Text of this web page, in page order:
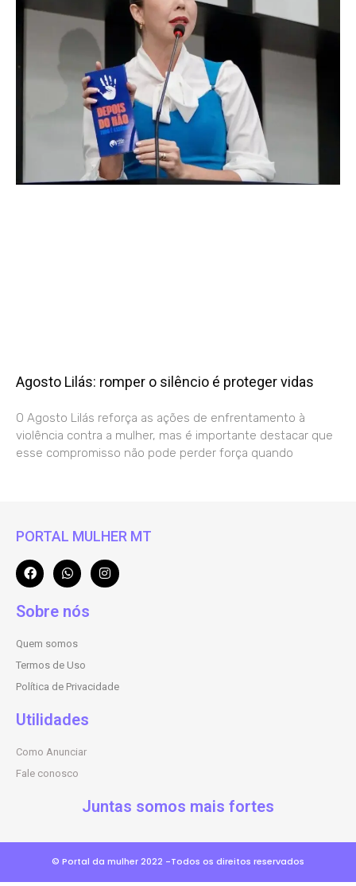
Agosto Lilás: romper o silêncio é proteger vidas
O Agosto Lilás reforça as ações de enfrentamento à
violência contra a mulher, mas é importante destacar que
esse compromisso não pode perder força quando
PORTAL MULHER MT
Sobre nós
Quem somos
Termos de Uso
Política de Privacidade
Utilidades
Como Anunciar
Fale conosco
Juntas somos mais fortes
© Portal da mulher 2022 -Todos os direitos reservados